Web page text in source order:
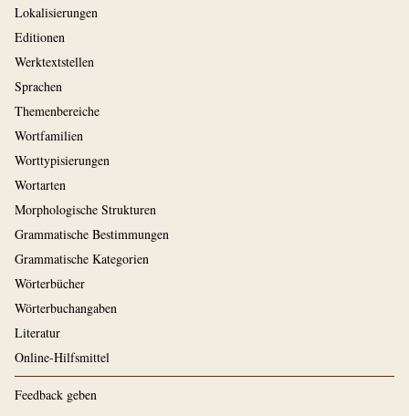
Lokalisierungen
Editionen
Werktextstellen
Sprachen
Themenbereiche
Wortfamilien
Worttypisierungen
Wortarten
Morphologische Strukturen
Grammatische Bestimmungen
Grammatische Kategorien
Wörterbücher
Wörterbuchangaben
Literatur
Online-Hilfsmittel
Feedback geben